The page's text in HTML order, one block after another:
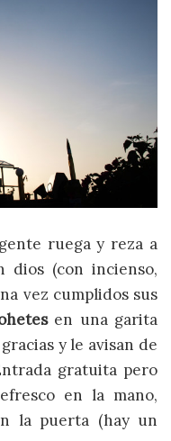
ruega y reza a
dios (con incienso,
vez cumplidos sus
en una garita
y le avisan de
gratuita pero
en la mano,
la puerta (hay un